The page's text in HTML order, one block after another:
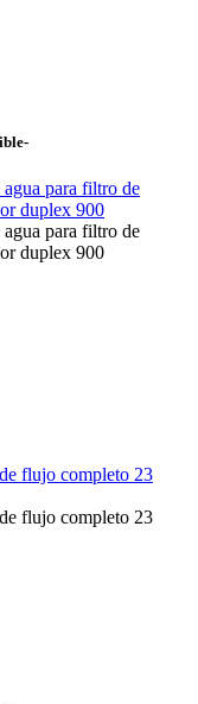
para filtro de
duplex 900
para filtro de
duplex 900
flujo completo 23
flujo completo 23